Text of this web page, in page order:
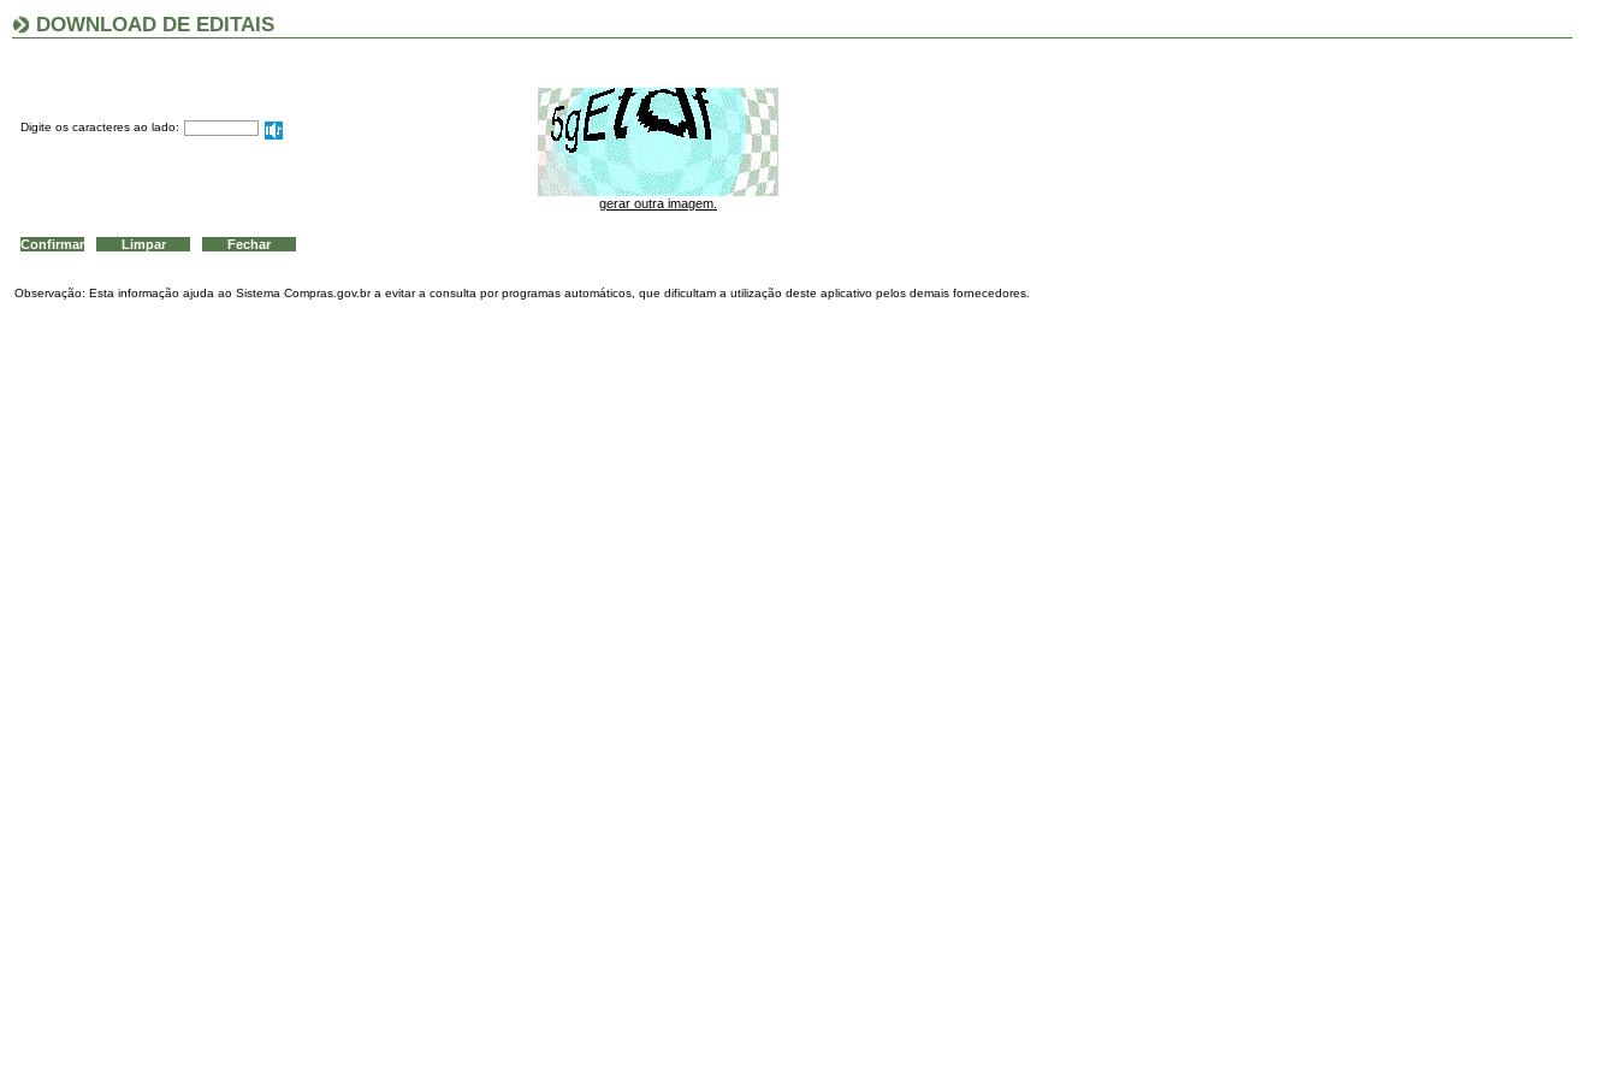
DOWNLOAD DE EDITAIS
Digite os caracteres ao lado:
gerar outra imagem.
Observação: Esta informação ajuda ao Sistema Compras.gov.br a evitar a consulta por programas automáticos, que dificultam a utilização deste aplicativo pelos demais fornecedores.